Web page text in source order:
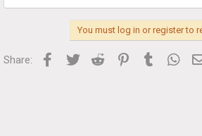
You must log in or register to
Share: Facebook
Twitter Reddit PinterestTumblr